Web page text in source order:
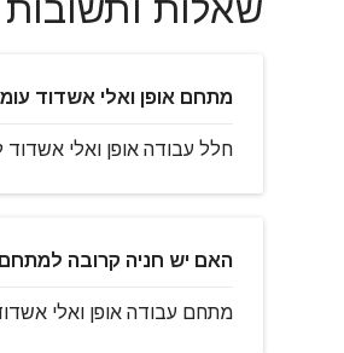
שאלות ותשובות
מתחם אופן ואלי אשדוד
חלל עבודה אופן ואלי
האם יש חניה קרובה למתחם
מתחם עבודה אופן ואלי